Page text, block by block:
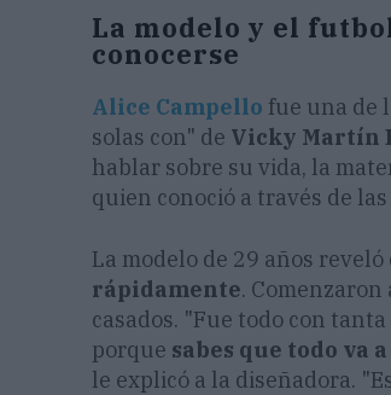
La modelo y el
conocerse
Alice Campello fue una de
solas con" de Vicky Martín
hablar sobre su vida, la
quien conoció a través de
La modelo de 29 años reveló
rápidamente.
casados. "Fue todo con
porque sabes que todo va
le explicó a la diseñadora.